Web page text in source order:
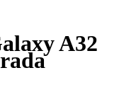
A32